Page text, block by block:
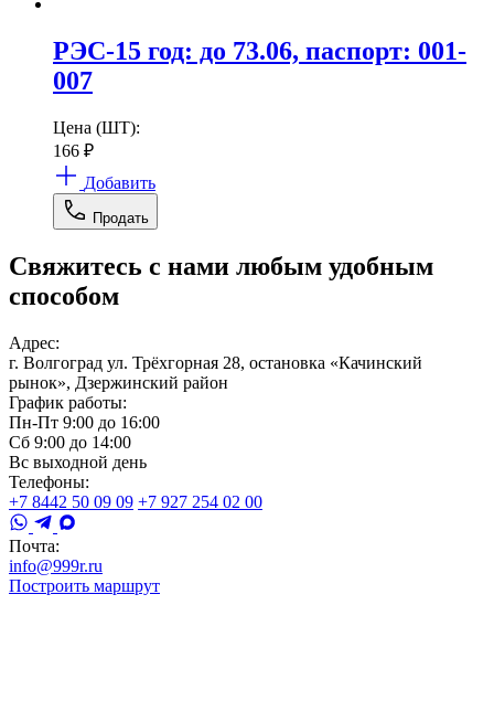
РЭС-15 год: до 73.06, паспорт: 001-
007
Цена (ШТ):
166 ₽
Добавить
Продать
Свяжитесь с нами любым удобным
способом
Адрес:
г. Волгоград ул. Трёхгорная 28, остановка «Качинский
рынок», Дзержинский район
График работы:
Пн-Пт 9:00 до 16:00
Сб 9:00 до 14:00
Вс выходной день
Телефоны:
+7 8442 50 09 09 +7 927 254 02 00
Почта:
info@999r.ru
Построить маршрут